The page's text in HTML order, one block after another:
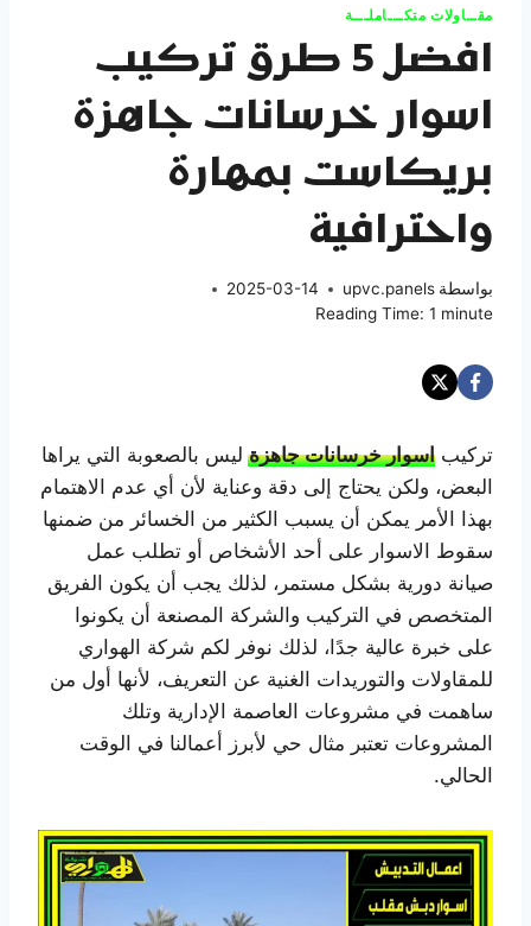
مقــاولات متكـــاملـــة
افضل 5 طرق تركيب
اسوار خرسانات جاهزة
بريكاست بمهارة
واحترافية
بواسطة upvc.panels
2025-03-14
Reading Time: 1 minute
تركيب اسوار خرسانات جاهزة ليس بالصعوبة التي يراها
البعض، ولكن يحتاج إلى دقة وعناية لأن أي عدم الاهتمام
بهذا الأمر يمكن أن يسبب الكثير من الخسائر من ضمنها
سقوط الاسوار على أحد الأشخاص أو تطلب عمل
صيانة دورية بشكل مستمر، لذلك يجب أن يكون الفريق
المتخصص في التركيب والشركة المصنعة أن يكونوا
على خبرة عالية جدًا، لذلك نوفر لكم شركة الهواري
للمقاولات والتوريدات الغنية عن التعريف، لأنها أول من
ساهمت في مشروعات العاصمة الإدارية وتلك
المشروعات تعتبر مثال حي لأبرز أعمالنا في الوقت
الحالي.